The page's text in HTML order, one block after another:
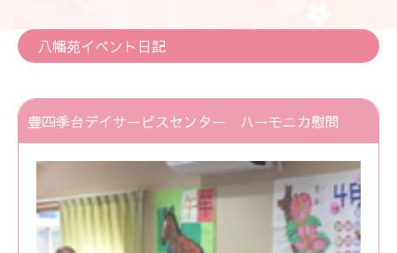
八幡苑イベント日記
豊四季台デイサービスセンター ハーモニカ慰問